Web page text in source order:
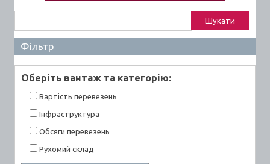
Фільтр
Оберiть вантаж та категорiю:
Вартiсть перевезень
Інфраструктура
Обсяги перевезень
Рухомий склад